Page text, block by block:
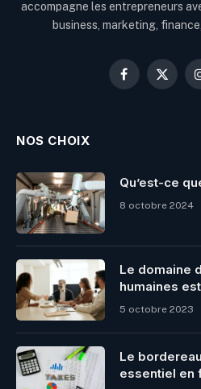
accompagne les entrepreneurs
business, marketing,
Facebook
X
NOS CHOIX
Qu’est-ce
8 octobre 2024
Le domaine
humaines
5 octobre 2023
Le
essentiel en